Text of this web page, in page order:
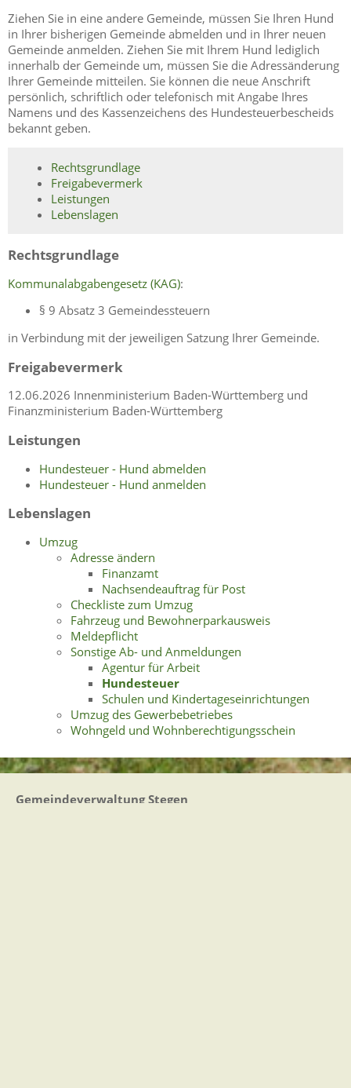
Ziehen Sie in eine andere Gemeinde, müssen Sie Ihren Hund
in Ihrer bisherigen Gemeinde abmelden und in Ihrer neuen
Gemeinde anmelden. Ziehen Sie mit Ihrem Hund lediglich
innerhalb der Gemeinde um, müssen Sie die Adressänderung
Ihrer Gemeinde mitteilen. Sie können die neue Anschrift
persönlich, schriftlich oder telefonisch mit Angabe Ihres
Namens und des Kassenzeichens des Hundesteuerbescheids
bekannt geben.
Rechtsgrundlage
Freigabevermerk
Leistungen
Lebenslagen
Rechtsgrundlage
Kommunalabgabengesetz (KAG):
§ 9 Absatz 3 Gemeindessteuern
in Verbindung mit der jeweiligen Satzung Ihrer Gemeinde.
Freigabevermerk
12.06.2026 Innenministerium Baden-Württemberg und
Finanzministerium Baden-Württemberg
Leistungen
Hundesteuer - Hund abmelden
Hundesteuer - Hund anmelden
Lebenslagen
Umzug
Adresse ändern
Finanzamt
Nachsendeauftrag für Post
Checkliste zum Umzug
Fahrzeug und Bewohnerparkausweis
Meldepflicht
Sonstige Ab- und Anmeldungen
Agentur für Arbeit
Hundesteuer
Schulen und Kindertageseinrichtungen
Umzug des Gewerbebetriebes
Wohngeld und Wohnberechtigungsschein
Gemeindeverwaltung Stegen